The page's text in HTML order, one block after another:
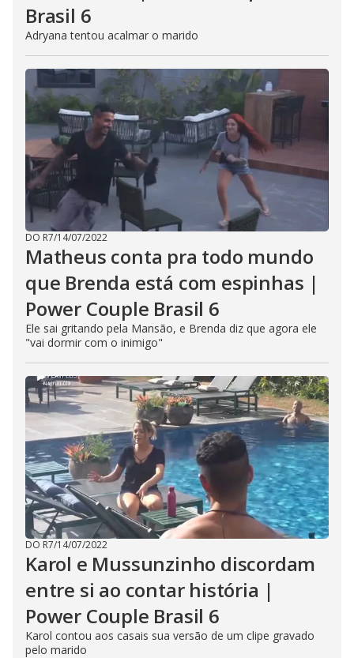
Brasil 6
Adryana tentou acalmar o marido
DO R7/14/07/2022
Matheus conta pra todo mundo
que Brenda está com espinhas |
Power Couple Brasil 6
Ele sai gritando pela Mansão, e Brenda diz que agora ele
"vai dormir com o inimigo"
DO R7/14/07/2022
Karol e Mussunzinho discordam
entre si ao contar história |
Power Couple Brasil 6
Karol contou aos casais sua versão de um clipe gravado
pelo marido